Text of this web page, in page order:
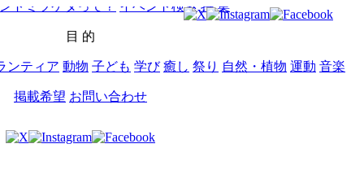
トミツケタって？ イベント検索 特 集
目 的
ンティア 動物 子ども 学び 癒し 祭り 自然・植物 運動 音楽
掲載希望 お問い合わせ